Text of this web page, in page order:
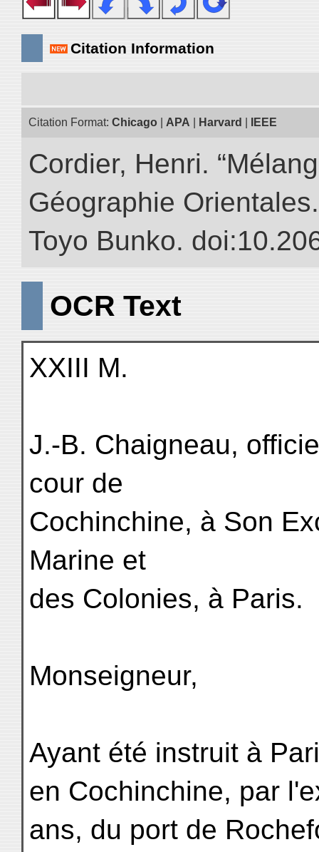
Citation Information
Citation Format: Chicago APA Harvard IEEE
Cordier, Henri.
Géographie
Toyo Bunko.
OCR Text
XXIII M.
J.-B. Chaigneau,
cour de
Cochinchine, à Son
Marine et
des Colonies, à Paris.
Monseigneur,
Ayant été instruit à
en Cochinchine, par
ans, du port de